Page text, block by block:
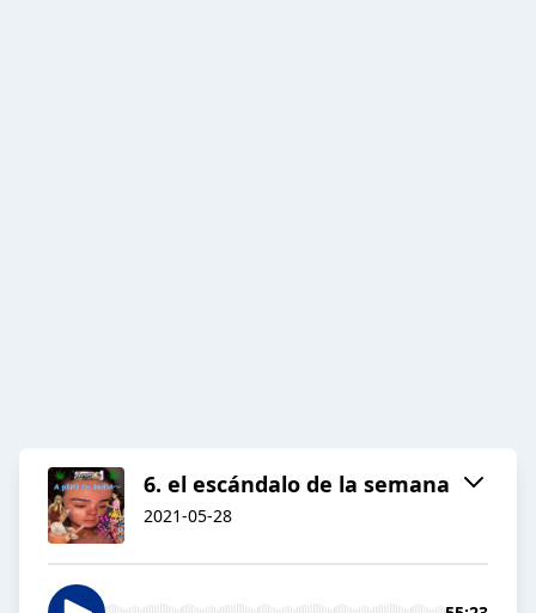
6. el escándalo de la semana
2021-05-28